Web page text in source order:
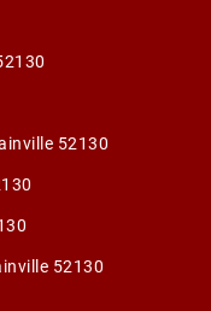
52130
52130